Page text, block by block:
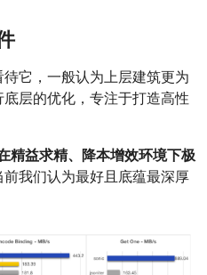
它，一般认为上层建筑更为
层的优化，专注于打造高性
益求精、降本增效环境下极
我们认为最好且底蕴最深厚